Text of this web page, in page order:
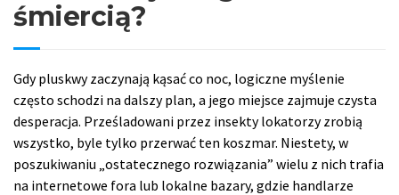
śmiercią?
Gdy pluskwy zaczynają kąsać co noc, logiczne myślenie
często schodzi na dalszy plan, a jego miejsce zajmuje czysta
desperacja. Prześladowani przez insekty lokatorzy zrobią
wszystko, byle tylko przerwać ten koszmar. Niestety, w
poszukiwaniu „ostatecznego rozwiązania” wielu z nich trafia
na internetowe fora lub lokalne bazary, gdzie handlarze